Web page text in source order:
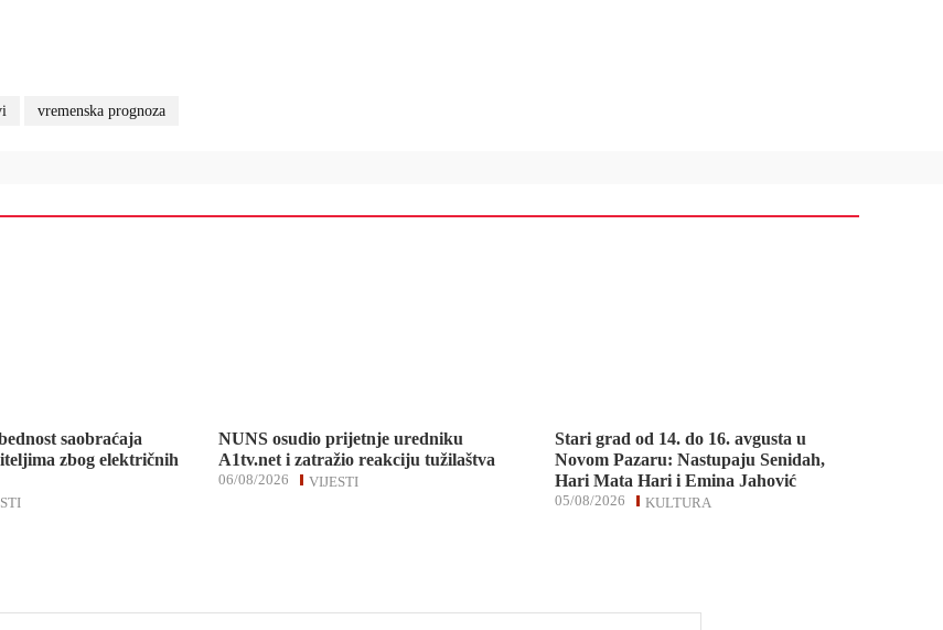
vremenska prognoza
saobraćaja
zbog električnih
NUNS osudio prijetnje uredniku
A1tv.net i zatražio reakciju tužilaštva
VIJESTI
06/08/2026
Stari grad od 14. do 16. avgusta u
Novom Pazaru: Nastupaju Senidah,
Hari Mata Hari i Emina Jahović
KULTURA
05/08/2026